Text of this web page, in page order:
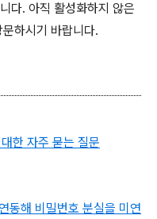
다. 아직 활성화하지 않은
하시기 바랍니다.
한 자주 묻는 질문
동해 비밀번호 분실을 미연